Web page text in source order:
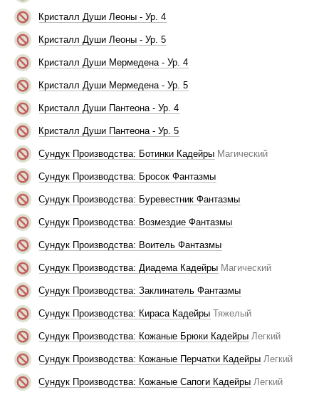
Кристалл Души Леоны - Ур. 4
Кристалл Души Леоны - Ур. 5
Кристалл Души Мермедена - Ур. 4
Кристалл Души Мермедена - Ур. 5
Кристалл Души Пантеона - Ур. 4
Кристалл Души Пантеона - Ур. 5
Сундук Производства: Ботинки Кадейры Магический
Сундук Производства: Бросок Фантазмы
Сундук Производства: Буревестник Фантазмы
Сундук Производства: Возмездие Фантазмы
Сундук Производства: Воитель Фантазмы
Сундук Производства: Диадема Кадейры Магический
Сундук Производства: Заклинатель Фантазмы
Сундук Производства: Кираса Кадейры Тяжелый
Сундук Производства: Кожаные Брюки Кадейры Легкий
Сундук Производства: Кожаные Перчатки Кадейры Легкий
Сундук Производства: Кожаные Сапоги Кадейры Легкий